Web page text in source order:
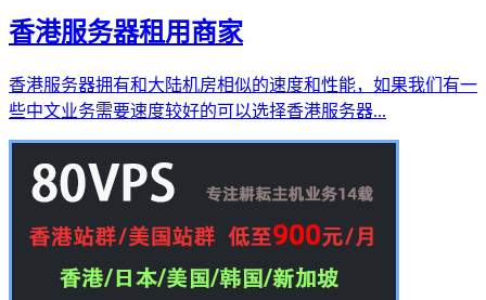
香港服务器租用商家
香港服务器拥有和大陆机房相似的速度和性能，如果我们有一
些中文业务需要速度较好的可以选择香港服务器...